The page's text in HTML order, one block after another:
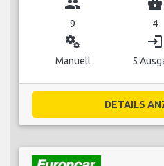
group
9
business_center
4
miscellaneous_services
Manuell
login
5
DETAILS